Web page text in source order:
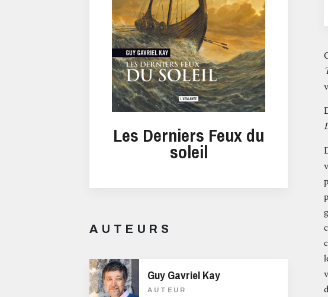
Les Derniers Feux du
soleil
AUTEURS
Guy Gavriel Kay
AUTEUR